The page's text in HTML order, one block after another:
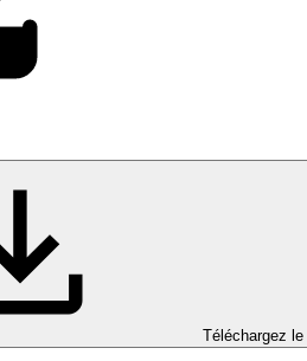
Téléchargez le